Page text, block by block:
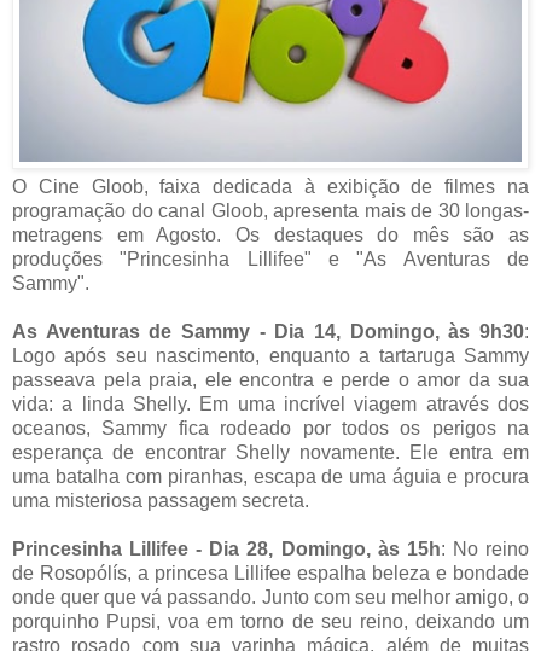
O Cine Gloob, faixa dedicada à exibição de filmes na
programação do canal Gloob, apresenta mais de 30 longas-
metragens em Agosto. Os destaques do mês são as
produções "Princesinha Lillifee" e "As Aventuras de
Sammy".
As Aventuras de Sammy - Dia 14, Domingo, às 9h30:
Logo após seu nascimento, enquanto a tartaruga Sammy
passeava pela praia, ele encontra e perde o amor da sua
vida: a linda Shelly. Em uma incrível viagem através dos
oceanos, Sammy fica rodeado por todos os perigos na
esperança de encontrar Shelly novamente. Ele entra em
uma batalha com piranhas, escapa de uma águia e procura
uma misteriosa passagem secreta.
Princesinha Lillifee - Dia 28, Domingo, às 15h: No reino
de Rosopólís, a princesa Lillifee espalha beleza e bondade
onde quer que vá passando. Junto com seu melhor amigo, o
porquinho Pupsi, voa em torno de seu reino, deixando um
rastro rosado com sua varinha mágica, além de muitas